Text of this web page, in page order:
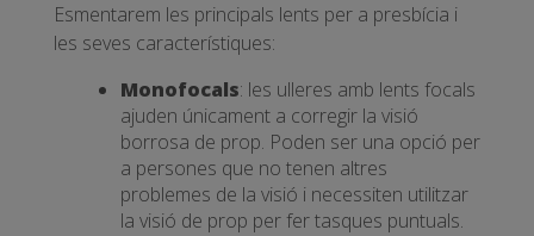
Esmentarem les principals lents per a presbícia i
les seves característiques:
Monofocals: les ulleres amb lents focals
ajuden únicament a corregir la visió
borrosa de prop. Poden ser una opció per
a persones que no tenen altres
problemes de la visió i necessiten utilitzar
la visió de prop per fer tasques puntuals.